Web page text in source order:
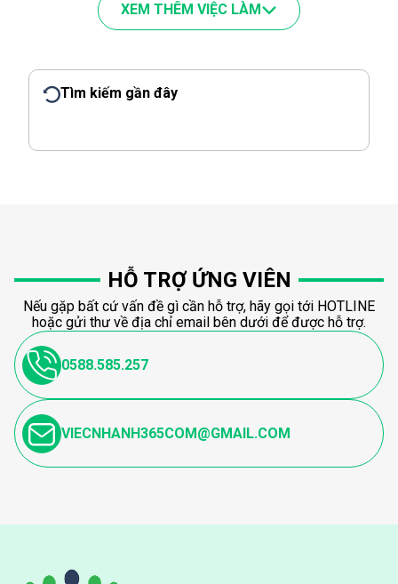
XEM THÊM VIỆC LÀM
Tìm kiếm gần đây
HỖ TRỢ ỨNG VIÊN
Nếu gặp bất cứ vấn đề gì cần hỗ trợ, hãy gọi tới HOTLINE
hoặc gửi thư về địa chỉ email bên dưới để được hỗ trợ.
0588.585.257
VIECNHANH365COM@GMAIL.COM